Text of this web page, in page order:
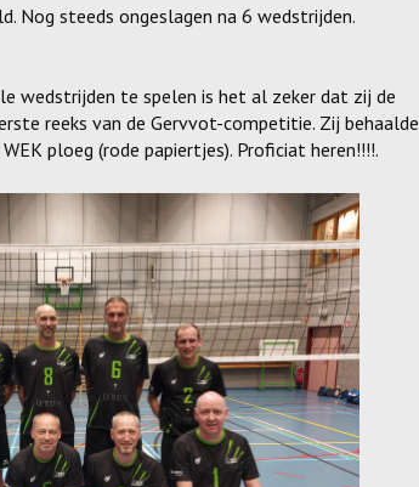
Nog steeds ongeslagen na 6 wedstrijden.
wedstrijden te spelen is het al zeker dat zij de
reeks van de Gervvot-competitie. Zij behaalde
ploeg (rode papiertjes). Proficiat heren!!!!.